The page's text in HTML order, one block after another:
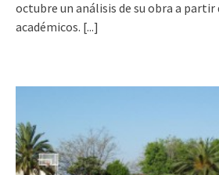
octubre un análisis de su obra a partir
académicos. [...]